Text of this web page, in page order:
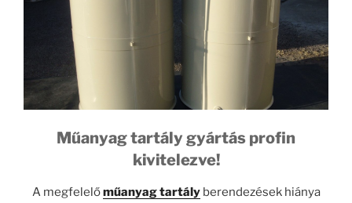
Műanyag tartály gyártás profin
kivitelezve!
A megfelelőműanyag tartályberendezések hiánya